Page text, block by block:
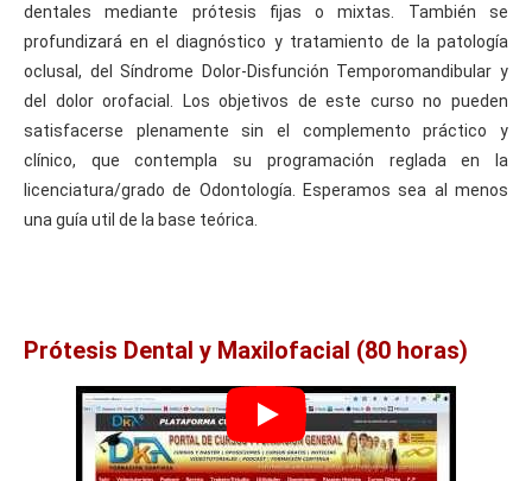
dentales mediante prótesis fijas o mixtas. También se
profundizará en el diagnóstico y tratamiento de la patología
oclusal, del Síndrome Dolor-Disfunción Temporomandibular y
del dolor orofacial. Los objetivos de este curso no pueden
satisfacerse plenamente sin el complemento práctico y
clínico, que contempla su programación reglada en la
licenciatura/grado de Odontología. Esperamos sea al menos
una guía util de la base teórica.
Prótesis Dental y Maxilofacial (80 horas)